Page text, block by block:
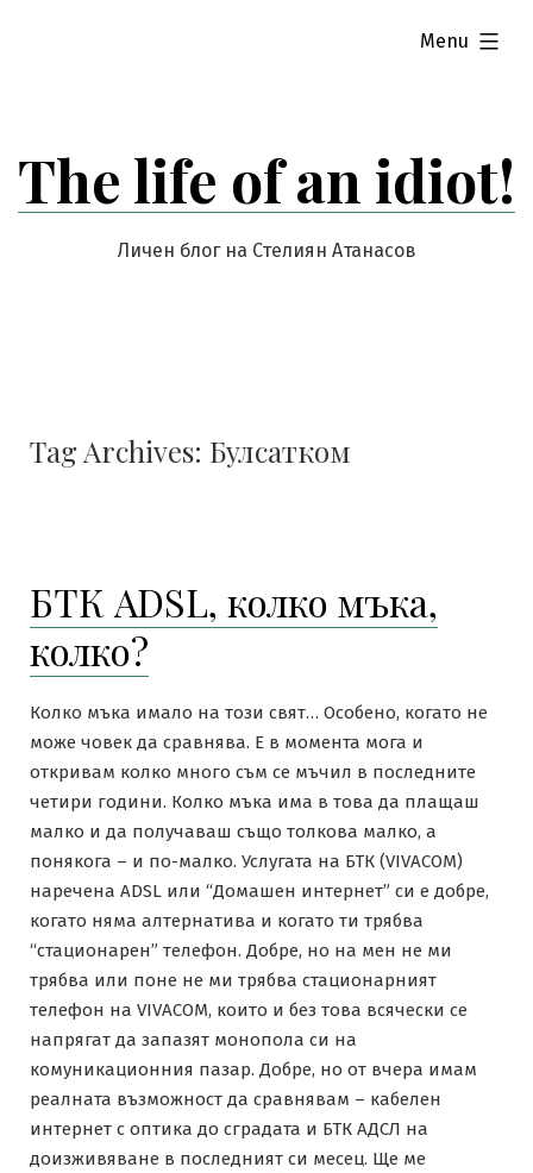
The life of an idiot!
Личен блог на Стелиян Атанасов
Menu
expanded
Tag Archives: Булсатком
БТК ADSL, колко мъка,
колко?
Колко мъка имало на този свят… Особено, когато не
може човек да сравнява. Е в момента мога и
откривам колко много съм се мъчил в последните
четири години. Колко мъка има в това да плащаш
малко и да получаваш също толкова малко, а
понякога – и по-малко. Услугата на БТК (VIVACOM)
наречена ADSL или “Домашен интернет” си е добре,
когато няма алтернатива и когато ти трябва
“стационарен” телефон. Добре, но на мен не ми
трябва или поне не ми трябва стационарният
телефон на VIVACOM, които и без това всячески се
напрягат да запазят монопола си на
комуникационния пазар. Добре, но от вчера имам
реалната възможност да сравнявам – кабелен
интернет с оптика до сградата и БТК АДСЛ на
доизживяване в последният си месец. Ще ме